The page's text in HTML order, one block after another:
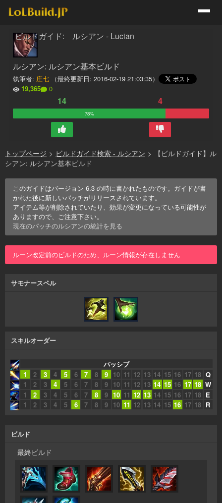
ビルドガイド: ルシアン - Lucian
ルシアン: ルシアン基本ビルド
執筆者: 庄七 （最終更新日: 2016-02-19 21:03:35）
19,365
0
14 4
78%
トップページ > ビルドガイド検索 - ルシアン >
【ビルドガイド】ル
シアン: ルシアン基本ビルド
このガイドはバージョン6.3 の時に書かれたものです。ガイドが書
かれた後に新しいパッチがリリースされています。
アイテム等が削除されていたり、効果が変更になっている可能性が
ありますので、ご注意下さい。
現在のパッチのルシアンの統計を見る
ルーン改定前のビルドのため、ルーン情報が存在しません
サモナースペル
スキルオーダー
パッシブ
1
2 3 4 5 6 7 8 9 10 11 12 13 14 15 16 17 18 Q
1
2 3 4 5 6 7 8 9 10 11 12 13 14 15 16 17 18 W
1
2 3 4 5 6 7 8 9 10 11 12 13 14 15 16 17 18 E
1
2 3 4 5 6 7 8 9 10 11 12 13 14 15 16 17 18 R
ビルド
最終ビルド